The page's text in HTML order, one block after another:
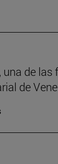
de
de